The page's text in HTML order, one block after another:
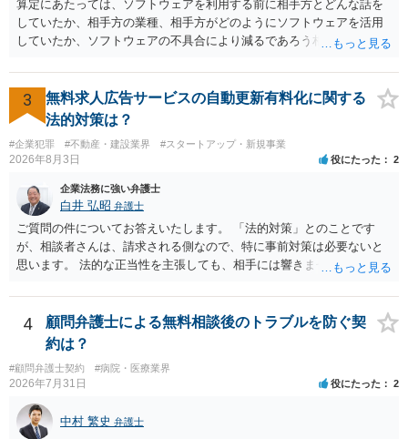
算定にあたっては、ソフトウェアを利用する前に相手方とどんな話を
していたか、相手方の業種、相手方がどのようにソフトウェアを活用
していたか、ソフトウェアの不具合により減るであろう相手方の将来
ます。 すでに王先生からも回答されている通り、最寄りの弁護士に相
談されることをお勧めします。
3
無料求人広告サービスの自動更新有料化に関する
法的対策は？
#企業犯罪 #不動産・建設業界 #スタートアップ・新規事業
2026年8月3日 役にたった 2
企業法務に強い弁護士
白井 弘昭 弁護士
ご質問の件についてお答えいたします。 「法的対策」とのことです
が、相談者さんは、請求される側なので、特に事前対策は必要ないと
思います。 法的な正当性を主張しても、相手には響きません。そもそ
的手段として裁判（おそらく少額訴訟）をするかどうかの問題ですの
で、訴訟を提起してきたら粛々と対応することになります。 少額訴訟
は、１人（１社）年間１０回までしかできないので、こちらが毅然と
支払いを拒否すれば、少額訴訟を提起する可能性は、低いものと思わ
れます。 ただ、裁判を東京などの遠隔地で起こされますと、対応する
だけで費用がかかりますので、難しいところです。 当事者での対応で
すと、押し負けて支払うかもと考えますので、弁護士に依頼するなど
して対応をすれば、より裁判をしてくる可能性は減りますが、当然費
4
顧問弁護士による無料相談後のトラブルを防ぐ契
約は？
#顧問弁護士契約 #病院・医療業界
2026年7月31日 役にたった 2
中村 繁史 弁護士